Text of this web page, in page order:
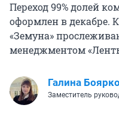
Переход 99% долей
оформлен в декабре.
«Земуна»
менеджментом
Галина
Заместитель